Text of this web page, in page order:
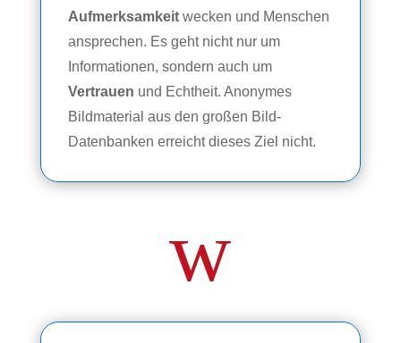
Aufmerksamkeitwecken und Menschen
ansprechen. Es geht nicht nur um
Informationen, sondern auch um
Vertrauen und Echtheit. Anonymes
Bildmaterial aus den großen Bild-
Datenbanken erreicht dieses Ziel nicht.
w